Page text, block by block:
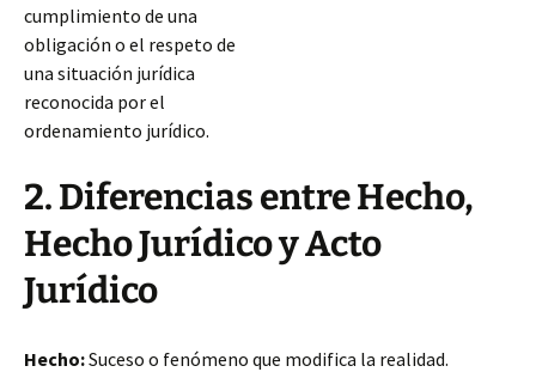
cumplimiento de una
obligación o el respeto de
una situación jurídica
reconocida por el
ordenamiento jurídico.
2. Diferencias entre Hecho,
Hecho Jurídico y Acto
Jurídico
Hecho:Suceso o fenómeno que modifica la realidad.